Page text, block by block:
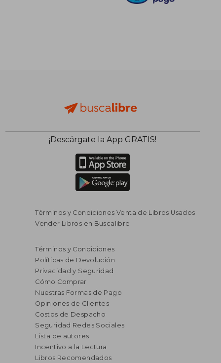
¡Descárgate la App GRATIS!
Términos y Condiciones Venta de Libros Usados
Vender Libros en Buscalibre
Términos y Condiciones
Políticas de Devolución
Privacidad y Seguridad
Cómo Comprar
Nuestras Formas de Pago
Opiniones de Clientes
Costos de Despacho
Seguridad Redes Sociales
Lista de autores
Incentivo a la Lectura
Libros Recomendados